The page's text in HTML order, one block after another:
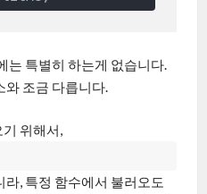
는 특별히 하는게 없습니다.
와 조금 다릅니다.
위해서,
, 특정 함수에서 불러오도